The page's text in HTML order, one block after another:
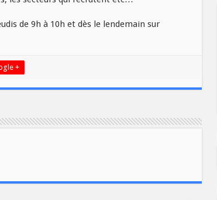
de 9h à 10h et dès le lendemain sur
+